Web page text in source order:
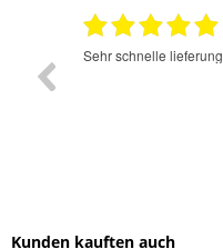
Sehr schnelle lieferung
Kunden kauften auch